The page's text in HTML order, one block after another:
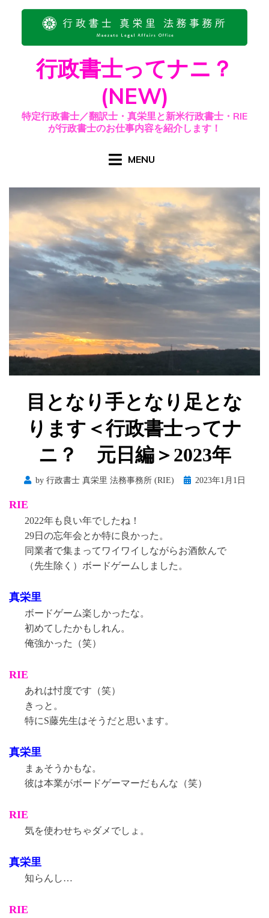
行政書士ってナニ？
(NEW)
特定行政書士／翻訳士・真栄里と新米行政書士・RIE
が行政書士のお仕事内容を紹介します！
MENU
目となり手となり足とな
ります＜行政書士ってナ
ニ？ 元日編＞2023年
by 行政書士 真栄里 法務事務所 (RIE)
Posted2023年1月1日
RIE
2022年も良い年でしたね！
29日の忘年会とか特に良かった。
同業者で集まってワイワイしながらお酒飲んで
（先生除く）ボードゲームしました。
真栄里
ボードゲーム楽しかったな。
初めてしたかもしれん。
俺強かった（笑）
RIE
あれは忖度です（笑）
きっと。
特にS藤先生はそうだと思います。
真栄里
まぁそうかもな。
彼は本業がボードゲーマーだもんな（笑）
RIE
気を使わせちゃダメでしょ。
真栄里
知らんし…
RIE